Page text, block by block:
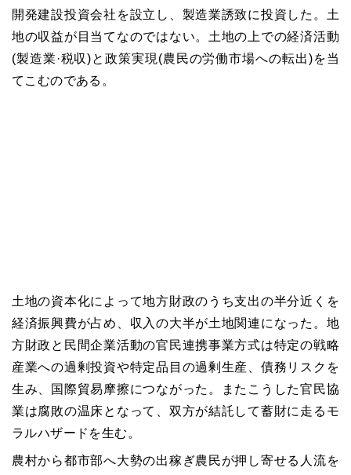
開発建設投資会社を設立し、製造業誘致に投資した。土
地の収益が目当てなのではない。土地の上での経済活動
(製造業·税収)と政策実現(農民の労働市場への転出)を当
てこむのである。
土地の資本化によって地方財政のうち支出の半分近くを
経済振興費が占め、収入の大半が土地関連になった。地
方財政と民間企業活動の官民連携事業方式は特定の戦略
産業への過剰投資や特定品目の過剰生産、債務リスクを
生み、国際貿易摩擦につながった。またこうした官民協
業は腐敗の温床となって、双方が結託して蓄財に走るモ
ラルハザードを生む。
農村から都市部へ大勢の出稼ぎ農民が押し寄せる人流を